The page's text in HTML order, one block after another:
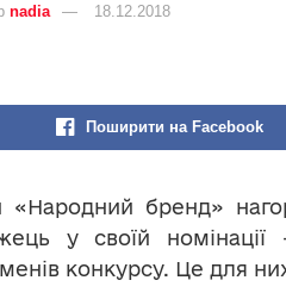
nadia 18.12.2018
Поширити на Facebook
«Народний бренд»
у своїй
конкурсу. Це для